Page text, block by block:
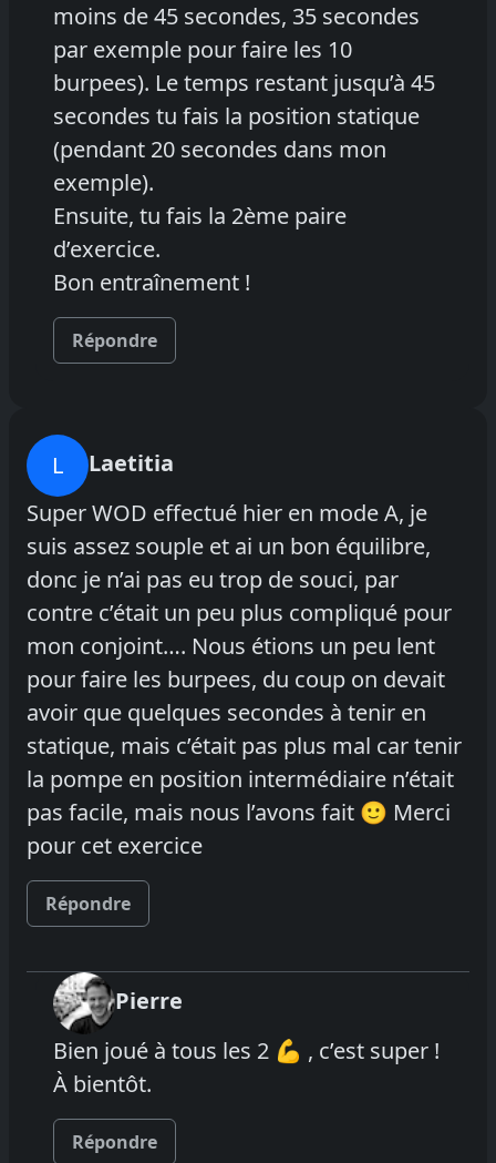
moins de 45 secondes, 35 secondes
par exemple pour faire les 10
burpees). Le temps restant jusqu’à 45
secondes tu fais la position statique
(pendant 20 secondes dans mon
exemple).
Ensuite, tu fais la 2ème paire
d’exercice.
Bon entraînement !
Répondre
L
Laetitia
Super WOD effectué hier en mode A, je
suis assez souple et ai un bon équilibre,
donc je n’ai pas eu trop de souci, par
contre c’était un peu plus compliqué pour
mon conjoint…. Nous étions un peu lent
pour faire les burpees, du coup on devait
avoir que quelques secondes à tenir en
statique, mais c’était pas plus mal car tenir
la pompe en position intermédiaire n’était
pas facile, mais nous l’avons fait 🙂 Merci
pour cet exercice
Répondre
Pierre
Bien joué à tous les 2 💪 , c’est super !
À bientôt.
Répondre